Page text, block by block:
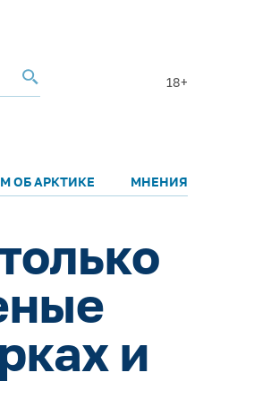
18+
ОБ АРКТИКЕ МНЕНИЯ
и